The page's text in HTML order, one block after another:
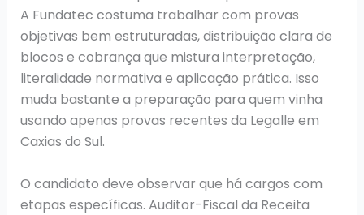
A Fundatec costuma trabalhar com provas
objetivas bem estruturadas, distribuição clara de
blocos e cobrança que mistura interpretação,
literalidade normativa e aplicação prática. Isso
muda bastante a preparação para quem vinha
usando apenas provas recentes da Legalle em
Caxias do Sul.
O candidato deve observar que há cargos com
etapas específicas. Auditor-Fiscal da Receita